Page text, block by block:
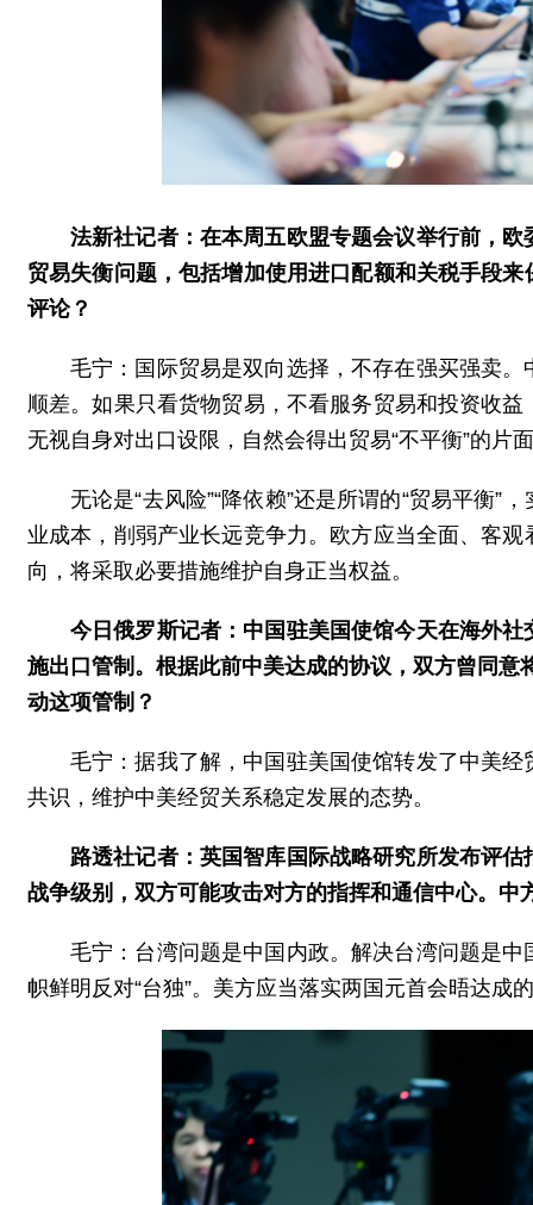
法新社记者：在本周五欧盟专题会议举行前，
贸易失衡问题，包括增加使用进口配额和关税手段
评论？
毛宁：国际贸易是双向选择，不存在强买强卖
顺差。如果只看货物贸易，不看服务贸易和投资收
无视自身对出口设限，自然会得出贸易“不平衡”的片
无论是“去风险”“降依赖”还是所谓的“贸易平衡
业成本，削弱产业长远竞争力。欧方应当全面、客
向，将采取必要措施维护自身正当权益。
今日俄罗斯记者：中国驻美国使馆今天在海外
施出口管制。根据此前中美达成的协议，双方曾同
动这项管制？
毛宁：据我了解，中国驻美国使馆转发了中美
共识，维护中美经贸关系稳定发展的态势。
路透社记者：英国智库国际战略研究所发布评
战争级别，双方可能攻击对方的指挥和通信中心。中
毛宁：台湾问题是中国内政。解决台湾问题是
帜鲜明反对“台独”。美方应当落实两国元首会晤达成